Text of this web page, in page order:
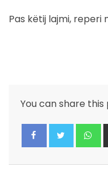
Pas këtij lajmi, reperi
You can share this